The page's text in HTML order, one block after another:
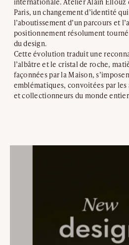
Paris, un changement d’identité
l’aboutissement d’un parcours et
positionnement résolument tourné
du design.
Cette évolution traduit une
l’albâtre et le cristal de roche,
façonnées par la Maison,
emblématiques, convoitées par
et collectionneurs du monde